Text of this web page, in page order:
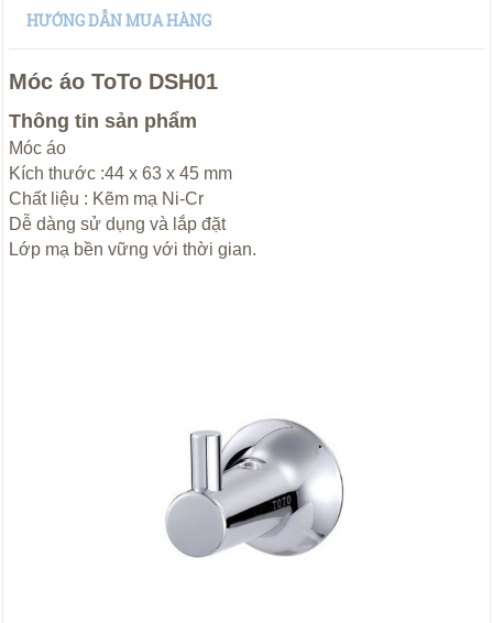
HƯỚNG DẪN MUA HÀNG
Móc áo ToTo DSH01
Thông tin sản phẩm
Móc áo
Kích thước :44 x 63 x 45 mm
Chất liệu : Kẽm mạ Ni-Cr
Dễ dàng sử dụng và lắp đặt
Lớp mạ bền vững với thời gian.